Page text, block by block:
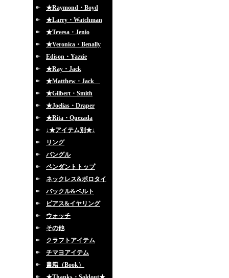
★Raymond・Boyd
★Larry・Watchman
★Tevesa・Jenio
★Veronica・Benally
Edison・Yazzie
★Ray・Jack
★Matthew・Jack
★Gilbert・Smith
★Joelias・Draper
★Rita・Quezada
↓★アイテム別★↓
リング
バングル
ペンダントトップ
ネックレス&ボロタイ
バックル&ベルト
ピアス&イヤリング
ウォッチ
その他
クラフトアイテム
チマヨアイテム
書籍（Book）